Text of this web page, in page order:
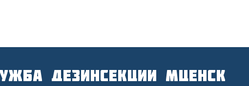
дезинсекции Мценск